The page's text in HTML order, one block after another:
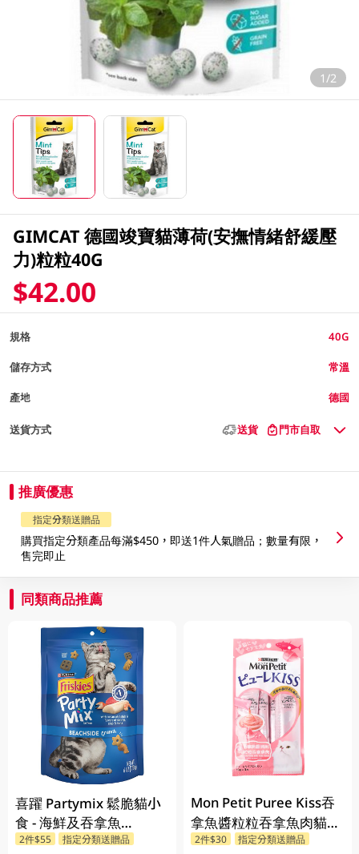
1/2
GIMCAT 德國竣寶貓薄荷(安撫情緒舒緩壓
力)粒粒40G
$42.00
規格 40G
儲存方式 常溫
產地 德國
送貨方式 送貨 門市自取
推廣優惠
指定分類送贈品
購買指定分類產品每滿$450，即送1件人氣贈品；數量有限，
售完即止
同類商品推薦
喜躍 Partymix 鬆脆貓小
食 - 海鮮及吞拿魚
170GM
2件$55 指定分類送贈品
Mon Petit Puree Kiss吞
拿魚醬粒粒吞拿魚肉貓小
食 40GM
2件$30 指定分類送贈品